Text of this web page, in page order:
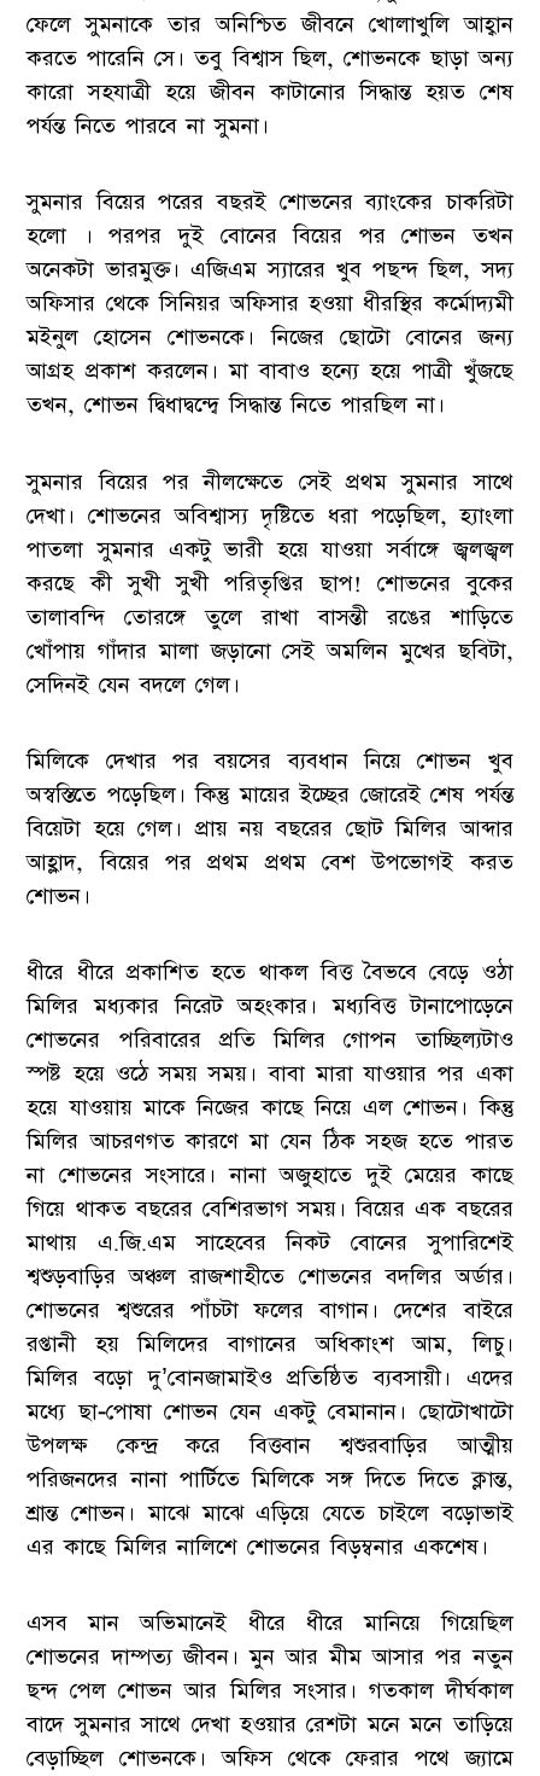
ফেলে সুমনাকে তার অনিশ্চিত জীবনে খোলাখুলি আহ্বান
করতে পারেনি সে। তবু বিশ্বাস ছিল, শোভনকে ছাড়া অন্য
কারো সহযাত্রী হয়ে জীবন কাটানোর সিদ্ধান্ত হয়ত শেষ
পর্যন্ত নিতে পারবে না সুমনা।
সুমনার বিয়ের পরের বছরই শোভনের ব্যাংকের চাকরিটা
হলো । পরপর দুই বোনের বিয়ের পর শোভন তখন
অনেকটা ভারমুক্ত। এজিএম স্যারের খুব পছন্দ ছিল, সদ্য
অফিসার থেকে সিনিয়র অফিসার হওয়া ধীরস্থির কর্মোদ্যমী
মইনুল হোসেন শোভনকে। নিজের ছোটো বোনের জন্য
আগ্রহ প্রকাশ করলেন। মা বাবাও হন্যে হয়ে পাত্রী খুঁজছে
তখন, শোভন দ্বিধাদ্বন্দ্বে সিদ্ধান্ত নিতে পারছিল না।
সুমনার বিয়ের পর নীলক্ষেতে সেই প্রথম সুমনার সাথে
দেখা। শোভনের অবিশ্বাস্য দৃষ্টিতে ধরা পড়েছিল, হ্যাংলা
পাতলা সুমনার একটু ভারী হয়ে যাওয়া সর্বাঙ্গে জ্বলজ্বল
করছে কী সুখী সুখী পরিতৃপ্তির ছাপ! শোভনের বুকের
তালাবন্দি তোরঙ্গে তুলে রাখা বাসন্তী রঙের শাড়িতে
খোঁপায় গাঁদার মালা জড়ানো সেই অমলিন মুখের ছবিটা,
সেদিনই যেন বদলে গেল।
মিলিকে দেখার পর বয়সের ব্যবধান নিয়ে শোভন খুব
অস্বস্তিতে পড়েছিল। কিন্তু মায়ের ইচ্ছের জোরেই শেষ পর্যন্ত
বিয়েটা হয়ে গেল। প্রায় নয় বছরের ছোট মিলির আব্দার
আহ্লাদ, বিয়ের পর প্রথম প্রথম বেশ উপভোগই করত
শোভন।
ধীরে ধীরে প্রকাশিত হতে থাকল বিত্ত বৈভবে বেড়ে ওঠা
মিলির মধ্যকার নিরেট অহংকার। মধ্যবিত্ত টানাপোড়েনে
শোভনের পরিবারের প্রতি মিলির গোপন তাচ্ছিল্যটাও
স্পষ্ট হয়ে ওঠে সময় সময়। বাবা মারা যাওয়ার পর একা
হয়ে যাওয়ায় মাকে নিজের কাছে নিয়ে এল শোভন। কিন্তু
মিলির আচরণগত কারণে মা যেন ঠিক সহজ হতে পারত
না শোভনের সংসারে। নানা অজুহাতে দুই মেয়ের কাছে
গিয়ে থাকত বছরের বেশিরভাগ সময়। বিয়ের এক বছরের
মাথায় এ.জি.এম সাহেবের নিকট বোনের সুপারিশেই
শ্বশুড়বাড়ির অঞ্চল রাজশাহীতে শোভনের বদলির অর্ডার।
শোভনের শ্বশুরের পাঁচটা ফলের বাগান। দেশের বাইরে
রপ্তানী হয় মিলিদের বাগানের অধিকাংশ আম, লিচু।
মিলির বড়ো দু’বোনজামাইও প্রতিষ্ঠিত ব্যবসায়ী। এদের
মধ্যে ছা-পোষা শোভন যেন একটু বেমানান। ছোটোখাটো
উপলক্ষ কেন্দ্র করে বিত্তবান শ্বশুরবাড়ির আত্মীয়
পরিজনদের নানা পার্টিতে মিলিকে সঙ্গ দিতে দিতে ক্লান্ত,
শ্রান্ত শোভন। মাঝে মাঝে এড়িয়ে যেতে চাইলে বড়োভাই
এর কাছে মিলির নালিশে শোভনের বিড়ম্বনার একশেষ।
এসব মান অভিমানেই ধীরে ধীরে মানিয়ে গিয়েছিল
শোভনের দাম্পত্য জীবন। মুন আর মীম আসার পর নতুন
ছন্দ পেল শোভন আর মিলির সংসার। গতকাল দীর্ঘকাল
বাদে সুমনার সাথে দেখা হওয়ার রেশটা মনে মনে তাড়িয়ে
বেড়াচ্ছিল শোভনকে। অফিস থেকে ফেরার পথে জ্যামে